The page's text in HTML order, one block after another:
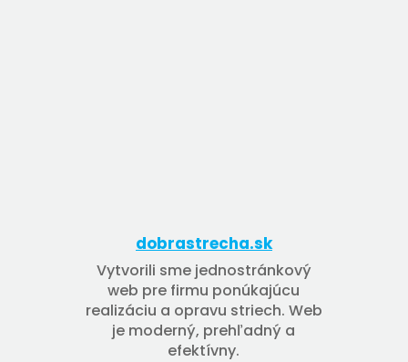
dobrastrecha.sk
Vytvorili sme jednostránkový
web pre firmu ponúkajúcu
realizáciu a opravu striech. Web
je moderný, prehľadný a
efektívny.